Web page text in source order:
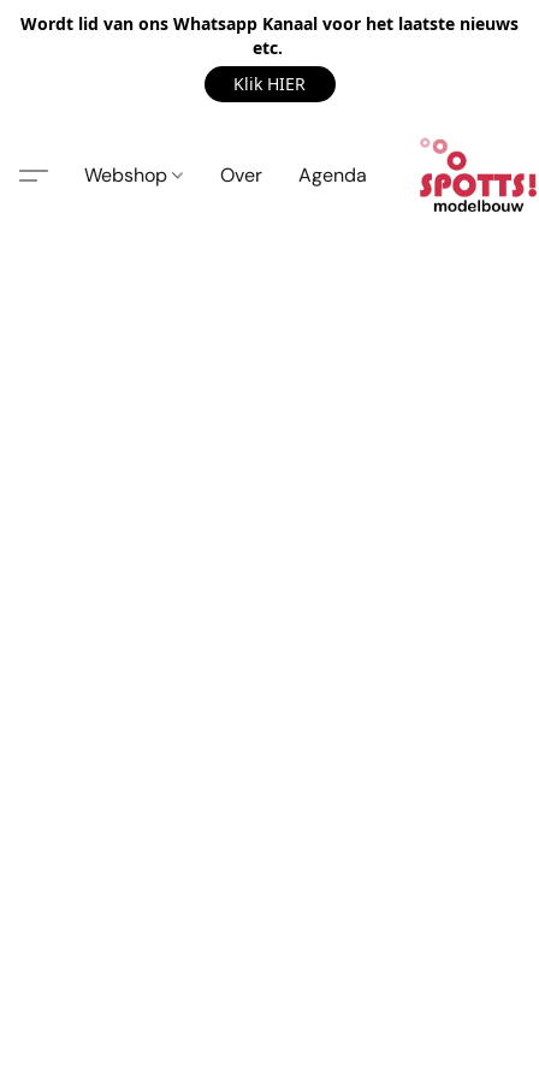
Wordt lid van ons Whatsapp Kanaal voor het laatste nieuws
etc.
Klik HIER
Webshop Over Agenda